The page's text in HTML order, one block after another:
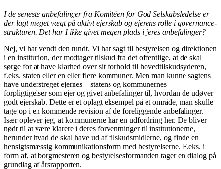
I de seneste anbefalinger fra Komitéen for God Selskabsledelse er
der lagt meget vægt på aktivt ejerskab og ejerens rolle i governance-
strukturen. Det har I ikke givet megen plads i jeres anbefalinger?
Nej, vi har vendt den rundt. Vi har sagt til bestyrelsen og direktionen
i en institution, der modtager tilskud fra det offentlige, at de skal
sørge for at have klarhed over sit forhold til hovedtilskudsyderen,
f.eks. staten eller en eller flere kommuner. Men man kunne sagtens
have understreget ejernes – statens og kommunernes –
forpligtigelser som ejer og givet anbefalinger til, hvordan de udøver
godt ejerskab. Dette er et oplagt eksempel på et område, man skulle
tage op i en kommende revision af de foreliggende anbefalinger.
Især ople­ver jeg, at kommunerne har en udfordring her. De bliver
nødt til at være klarere i deres forventninger til institutionerne,
herunder hvad de skal have ud af tilskudsmidlerne, og finde en
hensigtsmæssig kommunikations­form med bestyrelserne. F.eks. i
form af, at borgmesteren og bestyrelsesformanden tager en dialog på
grundlag af årsrapporten.